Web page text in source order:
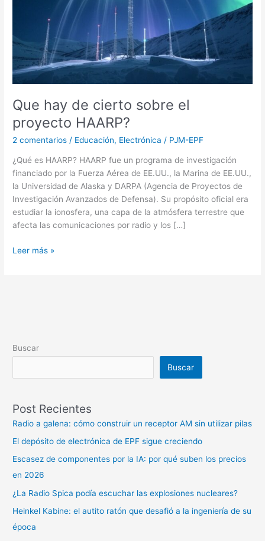
Que hay de cierto sobre el
proyecto HAARP?
2 comentarios / Educación, Electrónica / PJM-EPF
¿Qué es HAARP? HAARP fue un programa de investigación
financiado por la Fuerza Aérea de EE.UU., la Marina de EE.UU.,
la Universidad de Alaska y DARPA (Agencia de Proyectos de
Investigación Avanzados de Defensa). Su propósito oficial era
estudiar la ionosfera, una capa de la atmósfera terrestre que
afecta las comunicaciones por radio y los […]
Leer más »
Buscar
Buscar
Post Recientes
Radio a galena: cómo construir un receptor AM sin utilizar pilas
El depósito de electrónica de EPF sigue creciendo
Escasez de componentes por la IA: por qué suben los precios
en 2026
¿La Radio Spica podía escuchar las explosiones nucleares?
Heinkel Kabine: el autito ratón que desafió a la ingeniería de su
época